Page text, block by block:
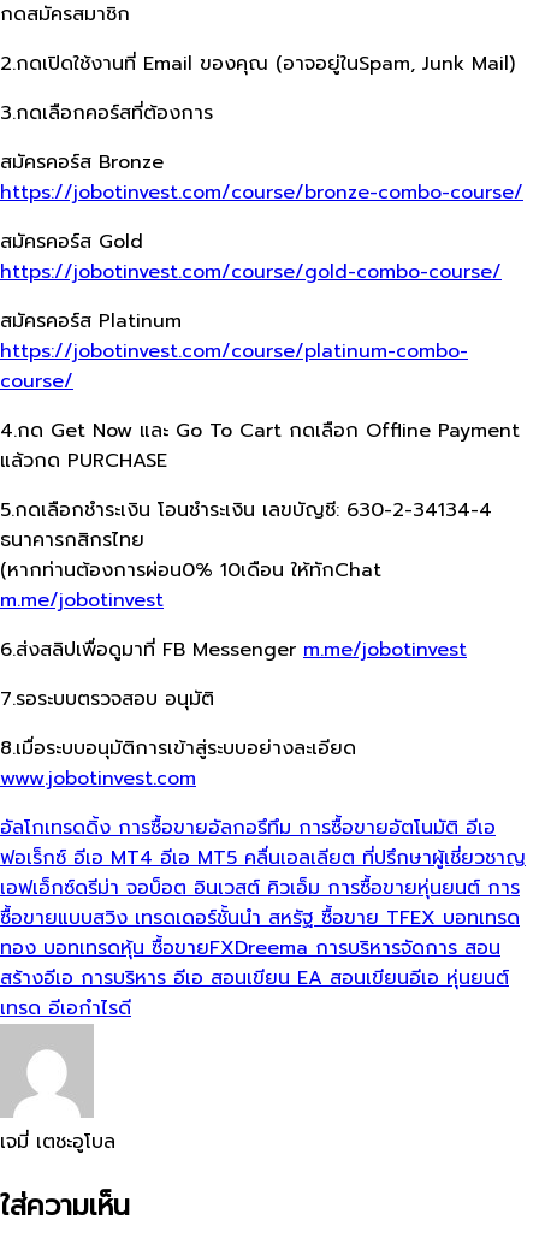
กดสมัครสมาชิก
2.กดเปิดใช้งานที่ Email ของคุณ​ (อาจอยู่ใน​Spam, Junk Mail)
3.กดเลือกคอร์สที่ต้องการ
สมัครคอร์ส​ Bronze
https://jobotinvest.com/course/bronze-combo-course/
สมัครคอร์ส​ Gold
https://jobotinvest.com/course/gold-combo-course/
สมัครคอร์ส​ Platinum
https://jobotinvest.com/course/platinum-combo-
course/
4.กด Get Now และ Go To Cart กดเลือก​ Offline Payment
แล้วกด​ PURCHASE
5.กดเลือกชำระเงิน โอนชำระเงิน เลขบัญชี: 630-2-34134-4
ธนาคารกสิกรไทย
(หากท่านต้องการผ่อน0% 10เดือน​ ให้ทักChat
m.me/jobotinvest
6.ส่งสลิปเพื่อดูมาที่ FB Messenger m.me/jobotinvest
7.รอระบบตรวจสอบ อนุมัติ
8.เมื่อระบบอนุมัติการเข้าสู่ระบบอย่างละเอียด
www.jobotinvest.com
อัลโกเทรดดิ้งการซื้อขายอัลกอรึทึมการซื้อขายอัตโนมัติอีเอ
ฟอเร็กซ์อีเอ MT4อีเอ MT5คลื่นเอลเลียตที่ปรึกษาผู้เชี่ยวชาญ
เอฟเอ็กซ์ดรีม่าจอบ็อต อินเวสต์คิวเอ็มการซื้อขายหุ่นยนต์การ
ซื้อขายแบบสวิงเทรดเดอร์ชั้นนำสหรัฐซื้อขาย TFEXบอทเทรด
ทองบอทเทรดหุ้นซื้อขายFXDreemaการบริหารจัดการสอน
สร้างอีเอการบริหาร อีเอสอนเขียน EAสอนเขียนอีเอหุ่นยนต์
เทรดอีเอกำไรดี
เจมี่ เตชะอูโบล
ใส่ความเห็น